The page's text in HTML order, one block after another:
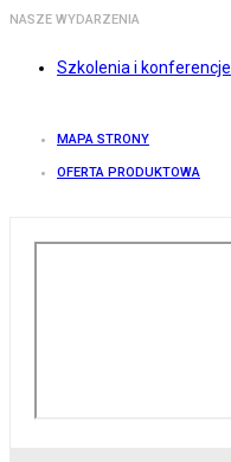
NASZE WYDARZENIA
Szkolenia i konferencje
MAPA STRONY
OFERTA PRODUKTOWA